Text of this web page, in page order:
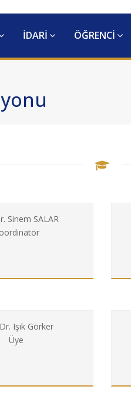
İDARİ ÖĞRENCİ
Sinem SALAR
Işık Görker
Üye